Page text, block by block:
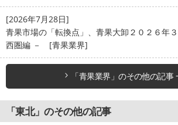
[2026年7月28日]
青果市場の「転換点」、青果大卸２０２６年
西圏編 － [青果業界]
「青果業界」のその他の記事
「東北」のその他の記事